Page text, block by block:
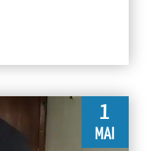
1
MAI